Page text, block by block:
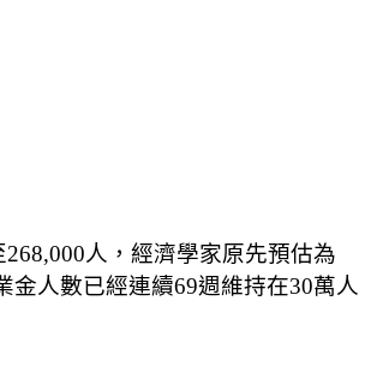
人，經濟學家原先預估為
金人數已經連續69週維持在30萬人